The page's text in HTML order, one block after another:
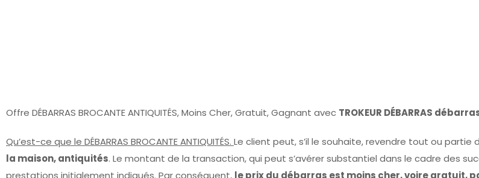
Offre DÉBARRAS BROCANTE ANTIQUITÉS, Moins Cher, Gratuit, Gagnant avec TROKEUR DÉBARRAS
Qu’est-ce que le DÉBARRAS BROCANTE ANTIQUITÉS. Le client peut, s’il le souhaite, revendre tout ou partie
la maison, antiquités. Le montant de la transaction, qui peut s’avérer substantiel dans le cadre des
prestations initialement indiqués. Par conséquent, le prix du débarras est moins cher, voire gratuit,